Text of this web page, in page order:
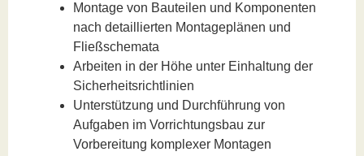
Montage von Bauteilen und Komponenten
nach detaillierten Montageplänen und
Fließschemata
Arbeiten in der Höhe unter Einhaltung der
Sicherheitsrichtlinien
Unterstützung und Durchführung von
Aufgaben im Vorrichtungsbau zur
Vorbereitung komplexer Montagen